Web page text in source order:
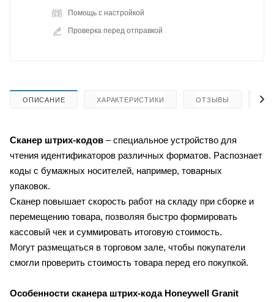
Помощь с настройкой
Проверка перед отправкой
ОПИСАНИЕ ХАРАКТЕРИСТИКИ ОТЗЫВЫ
Сканер штрих-кодов – специальное устройство для
чтения идентификаторов различных форматов. Распознает
коды с бумажных носителей, например, товарных
упаковок.
Сканер повышает скорость работ на складу при сборке и
перемещению товара, позволяя быстро формировать
кассовый чек и суммировать итоговую стоимость.
Могут размещаться в торговом зале, чтобы покупатели
смогли проверить стоимость товара перед его покупкой.
Особенности сканера штрих-кода Honeywell Granit